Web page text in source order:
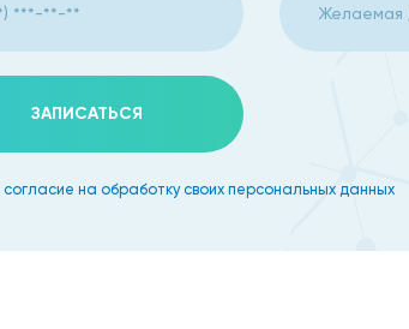
ЗАПИСАТЬСЯ
согласие на обработку своих персональных данных